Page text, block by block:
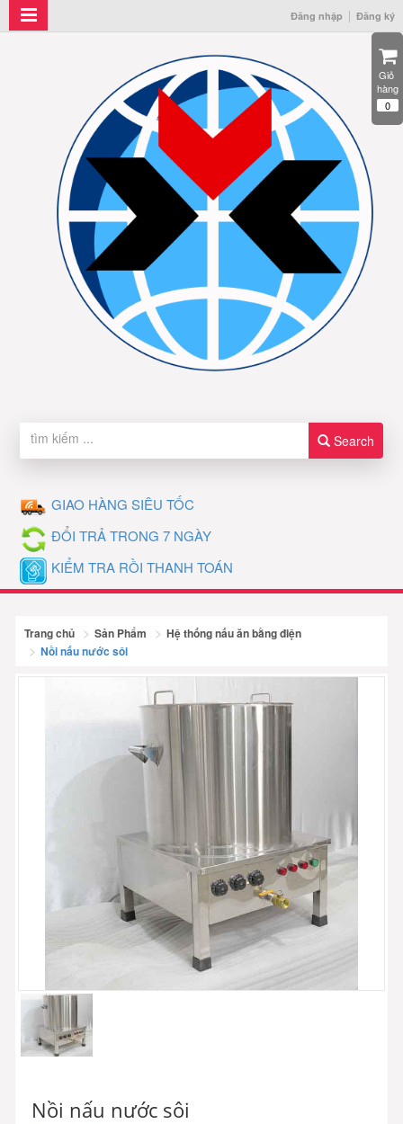
Đăng nhập Đăng ký
Search
GIAO HÀNG SIÊU TỐC
ĐỔI TRẢ TRONG 7 NGÀY
KIỂM TRA RỒI THANH TOÁN
Trang chủ Sản Phẩm
Hệ thống nấu ăn bằng điện
Nồi nấu nước sôi
Nồi nấu nước sôi
Giỏ
hàng
0